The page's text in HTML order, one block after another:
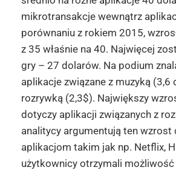
mikrotransakcje wewnątrz
porównaniu z rokiem 2015,
z 35 właśnie na 40. Najwięcej
gry – 27 dolarów. Na podium
aplikacje związane z muzyką (3,6
rozrywką (2,3$). Największy
dotyczy aplikacji związanych z
analitycy argumentują ten wzrost
aplikacjom takim jak np. Netflix,
użytkownicy otrzymali możliwość